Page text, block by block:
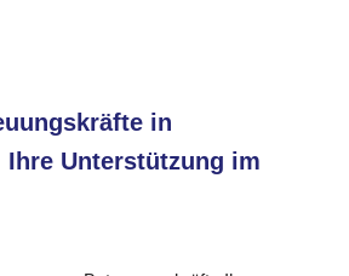
in
Ihre Unterstützung im